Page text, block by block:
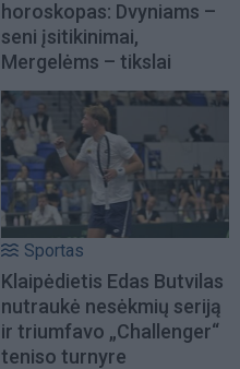
horoskopas: Dvyniams –
seni įsitikinimai,
Mergelėms – tikslai
Sportas
Klaipėdietis Edas Butvilas
nutraukė nesėkmių seriją
ir triumfavo „Challenger“
teniso turnyre